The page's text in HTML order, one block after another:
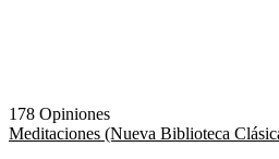
178 Opiniones
Meditaciones (Nueva Biblioteca